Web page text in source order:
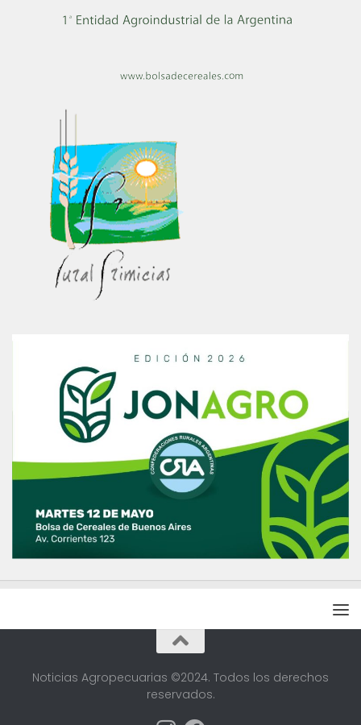
Noticias Agropecuarias ©2024. Todos los derechos
reservados.